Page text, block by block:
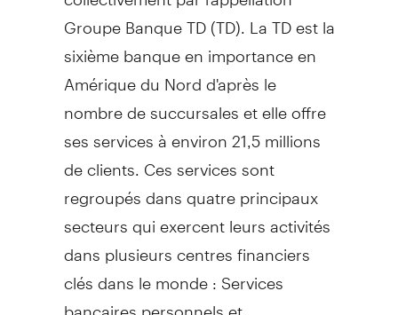
Groupe Banque TD (TD). La TD est la
sixième banque en importance en
Amérique du Nord d'après le
nombre de succursales et elle offre
ses services à environ 21,5 millions
de clients. Ces services sont
regroupés dans quatre principaux
secteurs qui exercent leurs activités
dans plusieurs centres financiers
clés dans le monde : Services
bancaires personnels et